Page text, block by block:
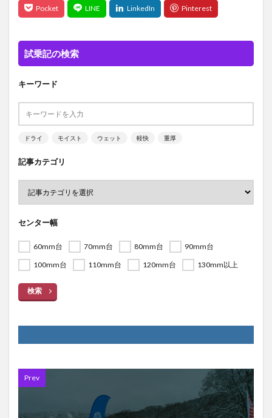
試乗記の検索
キーワード
ドライ モイスト ウェット 軽快 重厚
記事カテゴリ
センター幅
60mm台 70mm台 80mm台
90mm台
100mm台
110mm台 120mm台 130mm以上
検索
Prev